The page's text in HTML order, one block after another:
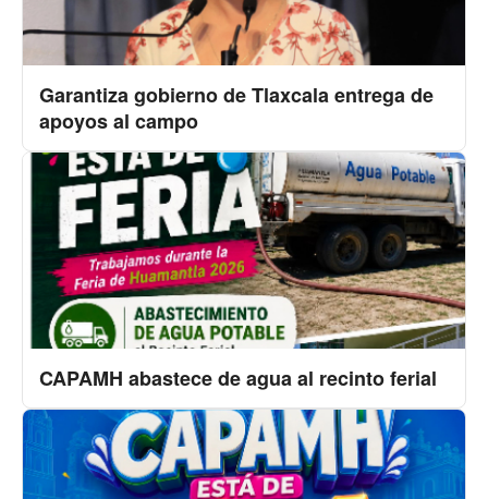
Garantiza gobierno de Tlaxcala entrega de
apoyos al campo
CAPAMH abastece de agua al recinto ferial